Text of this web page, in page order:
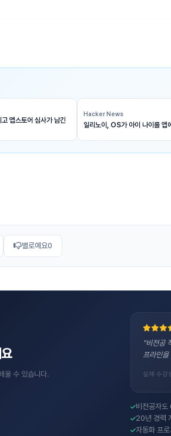
앱스토어 심사가 남긴
Hacker News
일리노이, OS가 아이 나이를 앱
별로예요0
울 수 있습니다.
"비전공
프라인을
실제 수강
비전공자도
20년 경력
자동화 프